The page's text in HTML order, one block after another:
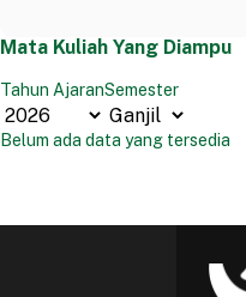
Mata Kuliah Yang Diampu
Tahun AjaranSemester
Belum ada data yang tersedia